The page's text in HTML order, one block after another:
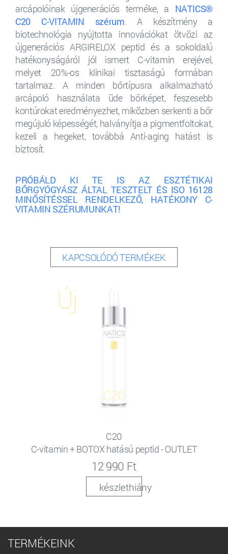
arcápolóinak újgenerációs terméke, a NATICS®
C20 C-VITAMIN szérum. A készítmény a
biotechnológia nyújtotta innovációkat ötvözi az
újgenerációs ARGIRELOX peptid és a sokoldalú
hatékonyságáról jól ismert C-vitamin erejével,
melyet 20%-os klinikai tisztaságú formában
tartalmaz. A minden bőrtípusra alkalmazható
arcápoló használata üde bőrképet, feszesebb
kontúrokat eredményezhet, miközben serkenti a bőr
megújuló képességét, halványítja a pigmentfoltokat,
kezeli a hegeket, továbbá Anti-aging hatást is
biztosít.
PRÓBÁLD KI TE IS AZ ESZTÉTIKAI
BŐRGYÓGYÁSZ ÁLTAL TESZTELT ÉS ISO 16128
MINŐSÍTÉSSEL RENDELKEZŐ, HATÉKONY C-
VITAMIN SZÉRUMUNKAT!
KAPCSOLÓDÓ TERMÉKEK
C20
C-vitamin + BOTOX hatású peptid - OUTLET
12 990 Ft
készlethiány
TERMÉKEINK